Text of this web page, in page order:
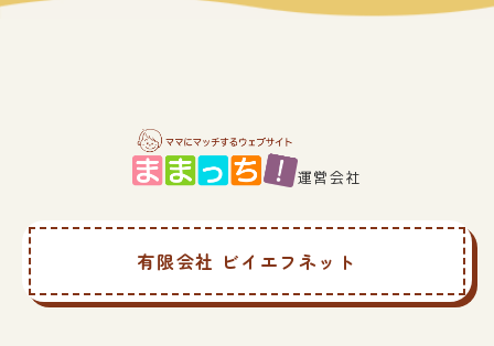
運営会社
有限会社 ビイエフネット